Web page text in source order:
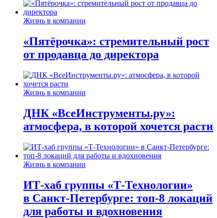
Жизнь в компании
«Пятёрочка»: стремительный рост
от продавца до директора
Жизнь в компании
ДНК «ВсеИнструменты.ру»:
атмосфера, в которой хочется расти
Жизнь в компании
ИТ-хаб группы «Т-Технологии»
в Санкт-Петербурге: топ-8 локаций
для работы и вдохновения